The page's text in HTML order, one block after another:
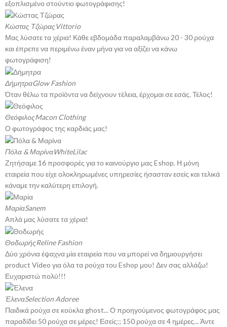
εξοπλισμένο στούντιο φωτογράφισης!
Κώστας ΤζώραςVittorio
Μας λύσατε τα χέρια! Κάθε εβδομάδα παραλαμβάνω 20 - 30 ρούχα
και έπρεπε να περιμένω έναν μήνα για να αξίζει να κάνω
φωτογράφιση!
ΔήμητραGlow Fashion
Όταν θέλω τα προϊόντα να δείχνουν τέλεια, έρχομαι σε εσάς. Τέλος!
ΘεόφιλοςMacon Clothing
Ο φωτογράφος της καρδιάς μας!
Πόλα & ΜαρίναWhiteLilac
Ζητήσαμε 16 προσφορές για το καινούργιο μας Eshop. Η μόνη
εταιρεία που είχε ολοκληρωμένες υπηρεσίες ήσασταν εσείς και τελικά
κάναμε την καλύτερη επιλογή.
ΜαρίαSanem
Απλά μας λύσατε τα χέρια!
ΘοδωρήςReline Fashion
Δύο χρόνια έψαχνα μία εταιρεία που να μπορεί να δημιουργήσει
product Video για όλα τα ρούχα του Eshop μου! Δεν σας αλλάζω!
Ευχαριστώ πολύ!!!
ΈλεναSelection Adoree
Παιδικά ρούχα σε κούκλα ghost... Ο προηγούμενος φωτογράφος μας
παραδίδει 50 ρούχα σε μέρες! Εσείς;; 150 ρούχα σε 4 ημέρες... Άντε